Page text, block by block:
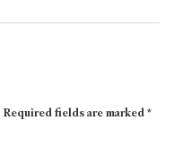
Required fields are marked*